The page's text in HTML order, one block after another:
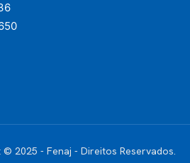
© 2025 - Fenaj - Direitos Reservados.